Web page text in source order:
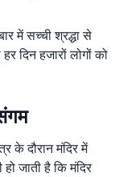
में सच्ची श्रद्धा से
दिन हजारों लोगों को
के दौरान मंदिर में
जाती है कि मंदिर